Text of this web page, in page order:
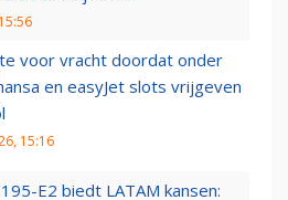
voor vracht doordat onder
en easyJet slots vrijgeven
15:16
E2 biedt LATAM kansen: